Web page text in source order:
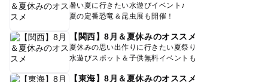
暑い夏に行きたい水遊びイベント♪
夏の定番恐竜＆昆虫展も開催！
【関西】8月＆夏休みのオススメ
夏休みの思い出作りに行きたい夏祭り
水遊びスポット＆子供無料イベントも
【東海】8月＆夏休みのオススメ